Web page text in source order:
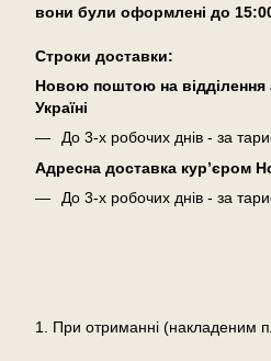
вони були оформлені до
Cтроки доставки:
Новою поштою на
Україні
До 3-х робочих днів - за
Адресна доставка кур’єром
До 3-х робочих днів - за
1. При отриманні (накладеним